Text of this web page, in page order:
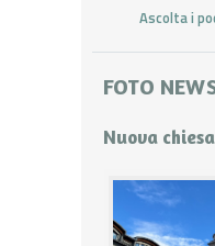
Ascolta i
FOTO
Nuova chiesa